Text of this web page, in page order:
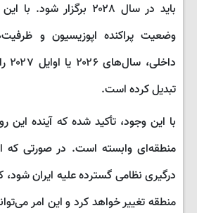
باید در سال ۲۰۲۸ برگزار
وضعیت پراکنده اپوزیسیون و
تبدیل کرده است.
با این وجود، تأکید شده که آینده
منطقه‌ای وابسته است. در صورتی که
درگیری نظامی گسترده علیه ایران شود،
منطقه تغییر خواهد کرد و این امر